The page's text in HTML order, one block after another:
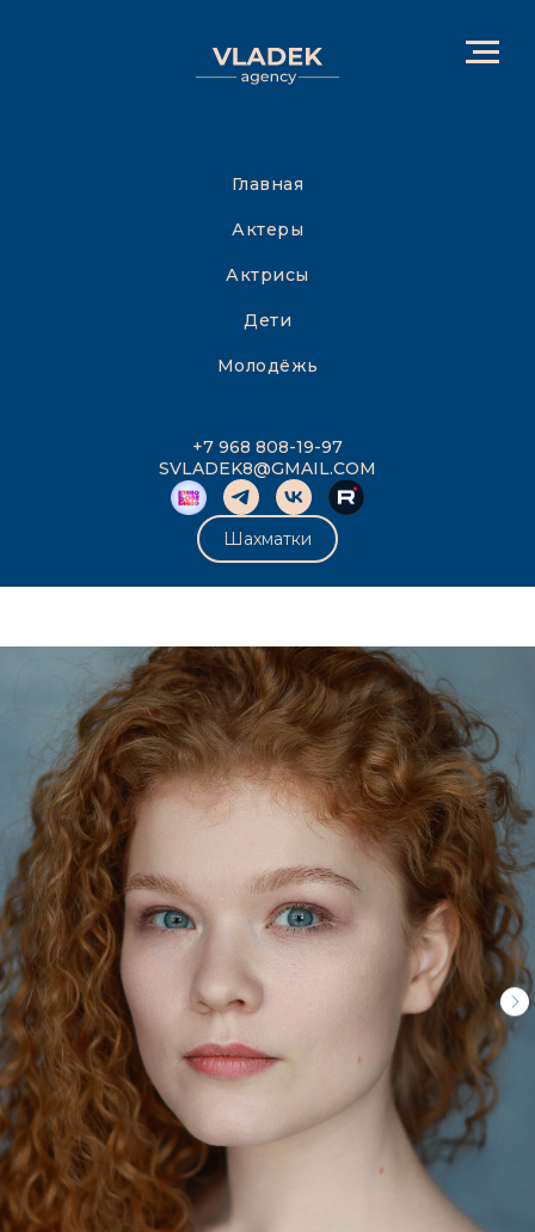
Главная
Актеры
Актрисы
Дети
Молодёжь
+7 968 808-19-97
SVLADEK8@GMAIL.COM
Шахматки